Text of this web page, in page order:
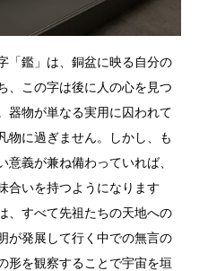
「鑑」は、銅盆に映る自分の
、この字は後に人の心を見つ
器物が単なる実用に囚われて
物に過ぎません。しかし、も
意義が兼ね備わっていれば、
合いを持つようになります
、すべて先祖たちの天地への
が発展して行く中での無言の
形を観察することで宇宙を垣